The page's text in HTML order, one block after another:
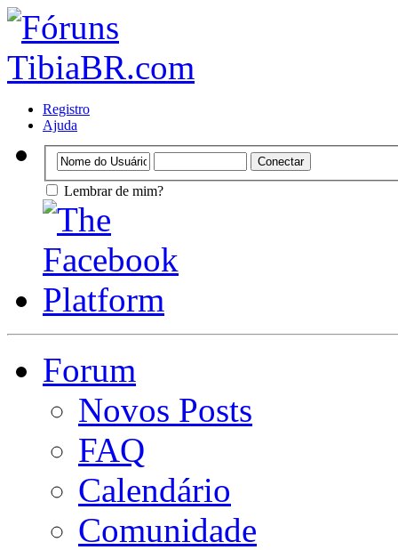
Registro
Ajuda
Lembrar de mim?
Forum
Novos Posts
FAQ
Calendário
Comunidade